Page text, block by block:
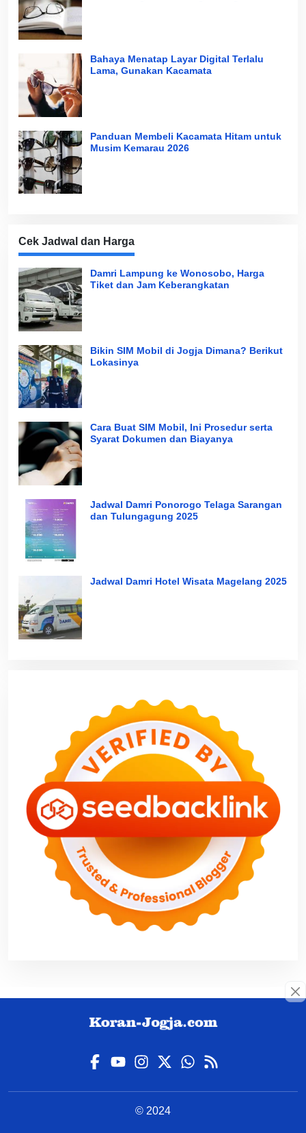
Bahaya Menatap Layar Digital Terlalu
Lama, Gunakan Kacamata
Panduan Membeli Kacamata Hitam untuk
Musim Kemarau 2026
Cek Jadwal dan Harga
Damri Lampung ke Wonosobo, Harga
Tiket dan Jam Keberangkatan
Bikin SIM Mobil di Jogja Dimana? Berikut
Lokasinya
Cara Buat SIM Mobil, Ini Prosedur serta
Syarat Dokumen dan Biayanya
Jadwal Damri Ponorogo Telaga Sarangan
dan Tulungagung 2025
Jadwal Damri Hotel Wisata Magelang 2025
© 2024